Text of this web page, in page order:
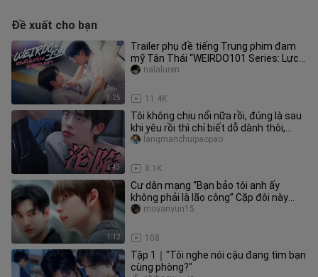
Đề xuất cho bạn
3:25
Trailer phụ đề tiếng Trung phim đam
mỹ Tân Thái “WEIRDO101 Series: Lực
Hấp Dẫn Giữa Chúng Ta”! Do Se
11.4K
nalaluren
1:43
Tôi không chịu nổi nữa rồi, đúng là sau
khi yêu rồi thì chỉ biết dỗ dành thôi,
chẳng biết dừng lại đ
8.1K
langmanchuipaopao
1:12
Cư dân mạng “Bạn bảo tôi anh ấy
không phải là lão công” Cặp đôi này
chính là chơi chiêu ngược ngạo!
108
moyanyun15
Tập 1｜"Tôi nghe nói cậu đang tìm bạn
cùng phòng?"